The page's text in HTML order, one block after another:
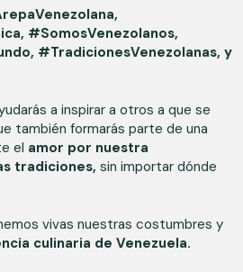
#SomosVenezolanos,
#TradicionesVenezolanas, y
a inspirar a otros a que se
también formarás parte de una
el amor por nuestra
tradiciones, sin importar dónde
vivas nuestras costumbres y
culinaria de Venezuela.